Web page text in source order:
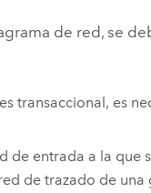
de red, se
transaccional, es
de entrada a la que
de trazado de